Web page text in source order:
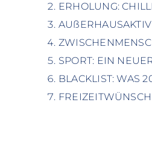
ERHOLUNG:
SPORT: EIN
BLACKLIST: WAS